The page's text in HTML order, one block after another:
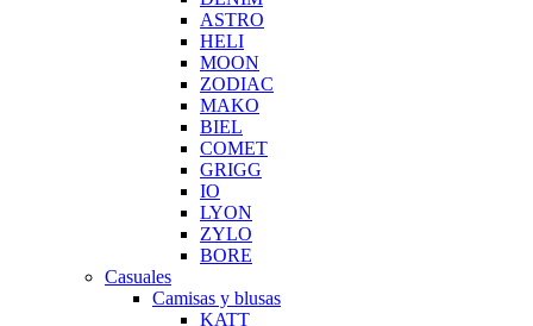
ASTRO
HELI
MOON
ZODIAC
MAKO
BIEL
COMET
GRIGG
IO
LYON
ZYLO
BORE
Casuales
Camisas y blusas
KATT